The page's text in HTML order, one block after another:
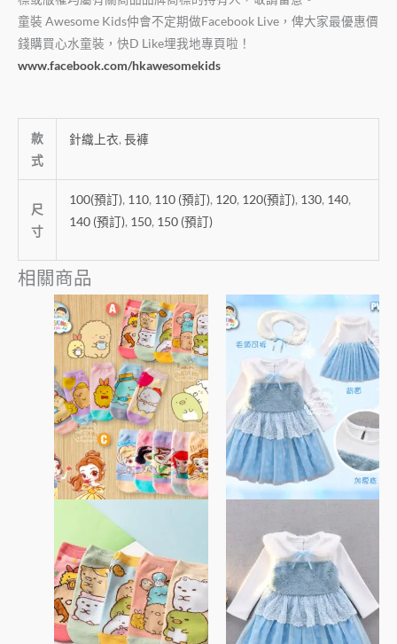
童裝 Awesome Kids仲會不定期做Facebook Live ，俾大家最優惠價
錢購買心水童裝，快D Like埋我地專頁啦！
www.facebook.com/hkawesomekids
款
式
針織上衣, 長褲
尺
寸
100(預訂), 110, 110 (預訂), 120, 120(預訂), 130, 140,
140 (預訂), 150, 150 (預訂)
相關商品
價
格
範
圍：
$45
到
$85
此
產
品
有
多
種
款
式。
可
在
頁
面
選
擇
產
品
有
多
種
款
式。
可
在
頁
面
選
擇